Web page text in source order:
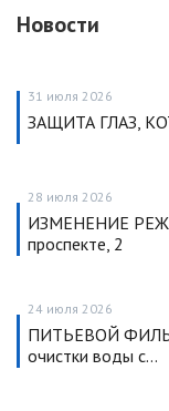
Новости
31 июля 2026
ЗАЩИТА ГЛАЗ,
28 июля 2026
ИЗМЕНЕНИЕ
проспекте, 2
24 июля 2026
ПИТЬЕВОЙ
очистки воды с…